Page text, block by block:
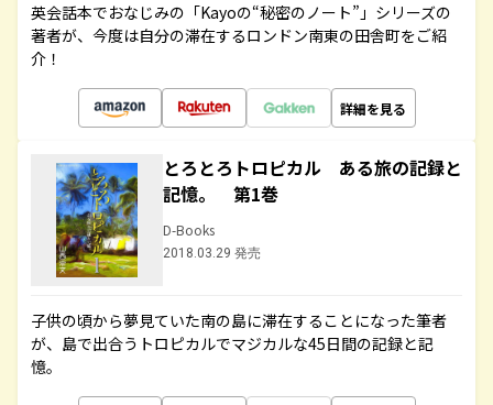
英会話本でおなじみの「Kayoの“秘密のノート”」シリーズの
著者が、今度は自分の滞在するロンドン南東の田舎町をご紹
介！
詳細を見る
とろとろトロピカル ある旅の記録と
記憶。 第1巻
D-Books
2018.03.29 発売
子供の頃から夢見ていた南の島に滞在することになった筆者
が、島で出合うトロピカルでマジカルな45日間の記録と記
憶。